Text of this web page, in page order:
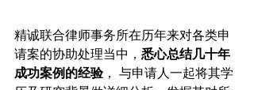
精诚联合律师事务所在历年来对各类申
请案的协助处理当中， 悉心总结几十年
成功案例的经验， 与申请人一起将其学